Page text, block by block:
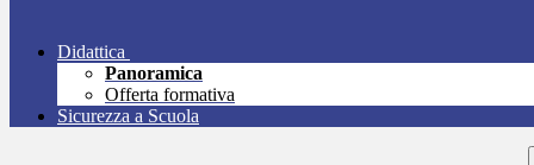
Didattica
Panoramica
Offerta formativa
Sicurezza a Scuola